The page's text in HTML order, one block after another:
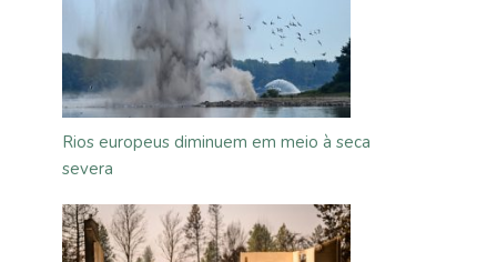
Rios europeus diminuem em meio à seca
severa